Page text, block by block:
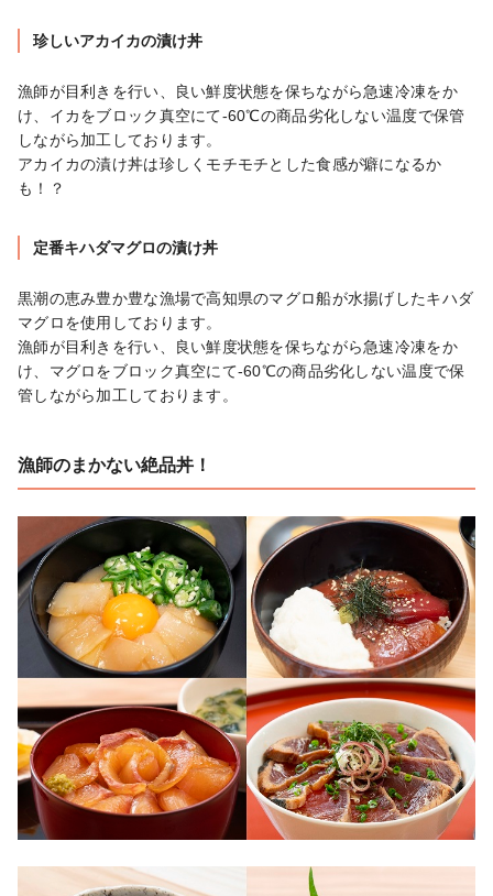
珍しいアカイカの漬け丼
漁師が目利きを行い、良い鮮度状態を保ちながら急速冷凍をか
け、イカをブロック真空にて-60℃の商品劣化しない温度で保管
しながら加工しております。
アカイカの漬け丼は珍しくモチモチとした食感が癖になるか
も！？
定番キハダマグロの漬け丼
黒潮の恵み豊か豊な漁場で高知県のマグロ船が水揚げしたキハダ
マグロを使用しております。
漁師が目利きを行い、良い鮮度状態を保ちながら急速冷凍をか
け、マグロをブロック真空にて-60℃の商品劣化しない温度で保
管しながら加工しております。
漁師のまかない絶品丼！